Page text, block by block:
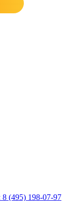
8 (495) 198-07-97